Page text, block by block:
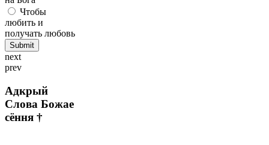
Чтобы
любить и
получать любовь
next
prev
Адкрый
Слова Божае
сёння †